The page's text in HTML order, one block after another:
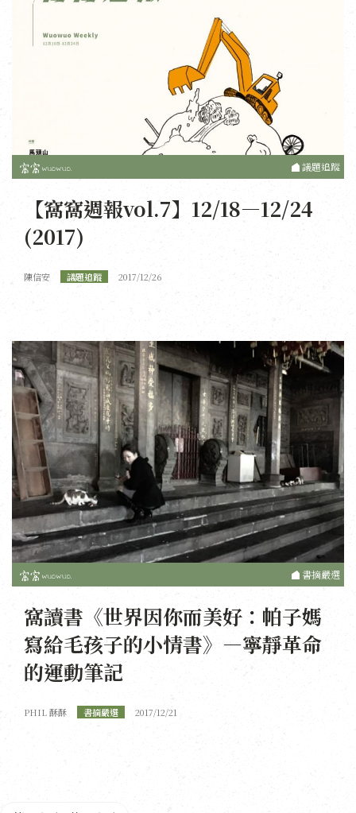
議題追蹤
【窩窩週報vol.7】12/18—12/24
(2017)
陳信安 議題追蹤 2017/12/26
書摘嚴選
窩讀書《世界因你而美好：帕子媽
寫給毛孩子的小情書》—寧靜革命
的運動筆記
PHIL 酥酥 書摘嚴選 2017/12/21